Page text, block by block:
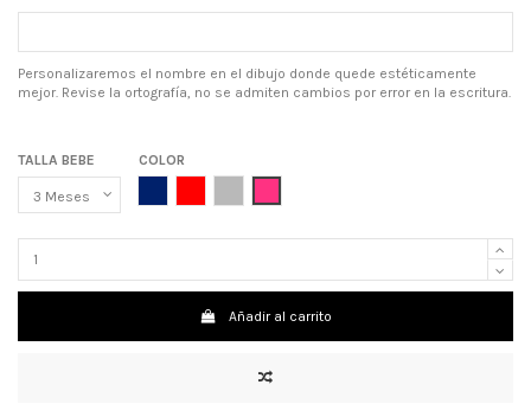
Personalizaremos el nombre en el dibujo donde quede estéticamente
mejor. Revise la ortografía, no se admiten cambios por error en la escritura.
TALLA BEBE
COLOR
Añadir al carrito